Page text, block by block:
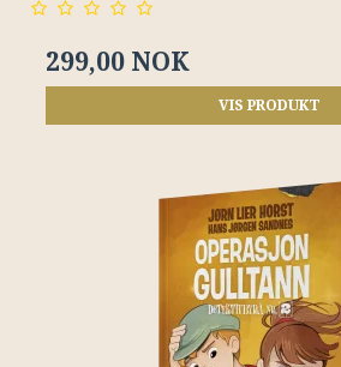
299,00 NOK
VIS PRODUKT